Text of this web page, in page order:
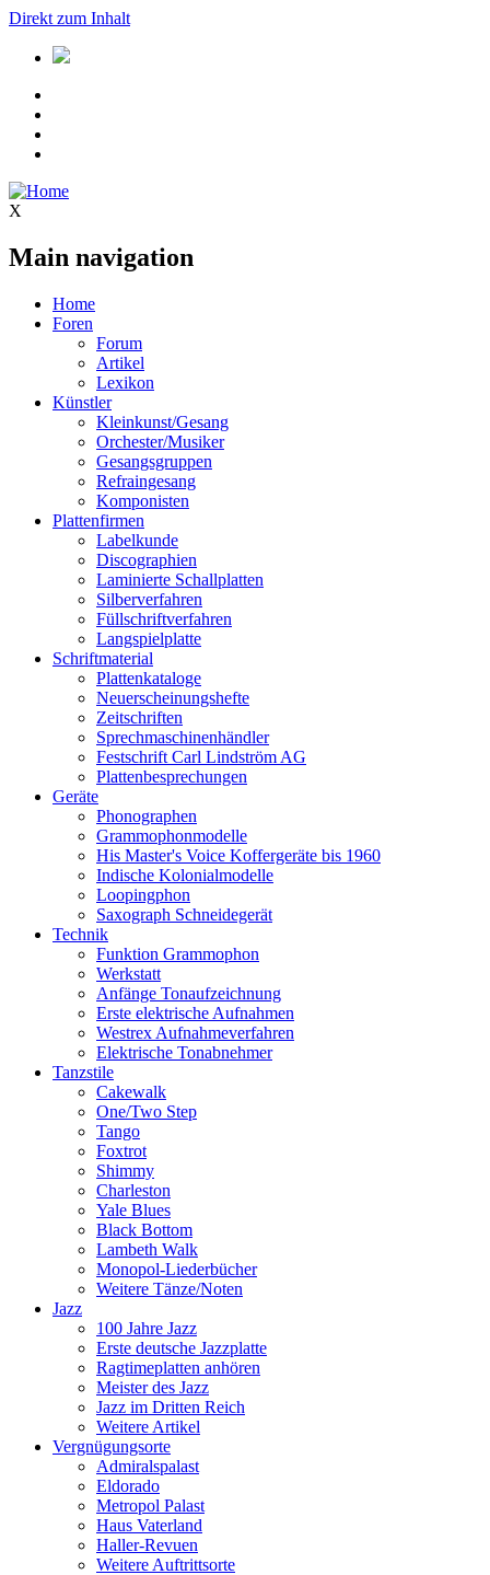
Direkt zum Inhalt
X
Main navigation
Home
Foren
Forum
Artikel
Lexikon
Künstler
Kleinkunst/Gesang
Orchester/Musiker
Gesangsgruppen
Refraingesang
Komponisten
Plattenfirmen
Labelkunde
Discographien
Laminierte Schallplatten
Silberverfahren
Füllschriftverfahren
Langspielplatte
Schriftmaterial
Plattenkataloge
Neuerscheinungshefte
Zeitschriften
Sprechmaschinenhändler
Festschrift Carl Lindström AG
Plattenbesprechungen
Geräte
Phonographen
Grammophonmodelle
His Master's Voice Koffergeräte bis 1960
Indische Kolonialmodelle
Loopingphon
Saxograph Schneidegerät
Technik
Funktion Grammophon
Werkstatt
Anfänge Tonaufzeichnung
Erste elektrische Aufnahmen
Westrex Aufnahmeverfahren
Elektrische Tonabnehmer
Tanzstile
Cakewalk
One/Two Step
Tango
Foxtrot
Shimmy
Charleston
Yale Blues
Black Bottom
Lambeth Walk
Monopol-Liederbücher
Weitere Tänze/Noten
Jazz
100 Jahre Jazz
Erste deutsche Jazzplatte
Ragtimeplatten anhören
Meister des Jazz
Jazz im Dritten Reich
Weitere Artikel
Vergnügungsorte
Admiralspalast
Eldorado
Metropol Palast
Haus Vaterland
Haller-Revuen
Weitere Auftrittsorte